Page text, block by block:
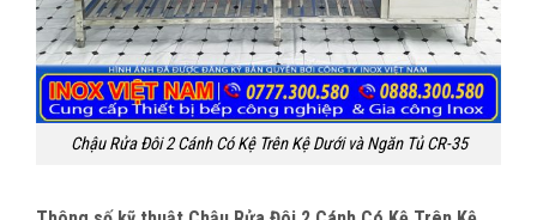
Chậu Rửa Đôi 2 Cánh Có Kệ Trên Kệ Dưới và Ngăn Tủ CR-35